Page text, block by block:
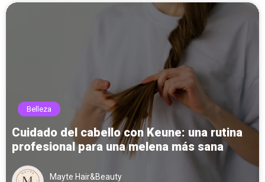
Belleza
Cuidado del cabello con Keune: una rutina
profesional para una melena más sana
Mayte Hair&Beauty